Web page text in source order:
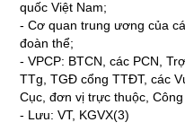
quốc Việt Nam;
- Cơ quan trung ương của
đoàn thể;
- VPCP: BTCN, các PCN,
TTg, TGĐ cổng TTĐT, các
Cục, đơn vị trực thuộc,
- Lưu: VT, KGVX(3)